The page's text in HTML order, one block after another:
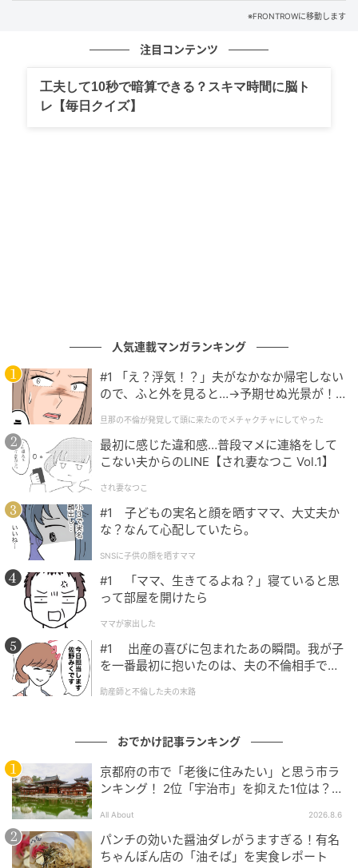
※FRONTROWに移動します
注目コンテンツ
工夫して10秒で暗算できる？スキマ時間に脳ト
レ【毎日クイズ】
人気連載マンガランキング
#1 「え？浮気！？」夫がなかなか帰宅しない
ので、ふと外を見ると…→予期せぬ光景が！
クチャにしてやった
旦那の不倫が発覚して頭に来たのでメチャクチャにしてやった
最初に感じた違和感…普段マメに連絡をして
こない夫からのLINE【され妻なつこ Vol.1】
され妻なつこ
#1 子どもの実名と顔を晒すママ、大丈夫か
な？なんて心配していたら。
SNSに子供の顔を晒すママ
#1 「ママ、生きてるよね？」寝ていると思
って部屋を開けたら
ママが家出した
#1 出産の喜びに包まれたあの瞬間。我が子
を一番最初に抱いたのは、夫の不倫相手でし
助産師と不倫した夫の末路
おでかけ記事ランキング
京都府の市で「老後に住みたい」と思う市ラ
ンキング！ 2位「宇治市」を抑えた1位は？
All About 2026.8.6
パンチの効いた醤油ダレがうますぎる！有名
ちゃんぽん店の「油そば」を実食レポート